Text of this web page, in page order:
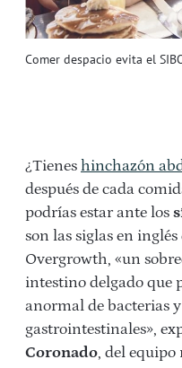
Comer despacio evita el
¿Tienes hinchazón
después de cada
podrías estar ante los
son las siglas en
Overgrowth, «un
intestino delgado que
anormal de bacterias
gastrointestinales»,
Coronado, del